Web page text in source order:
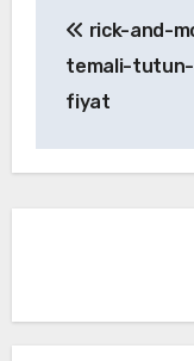
rick-and-
temali-
fiyat